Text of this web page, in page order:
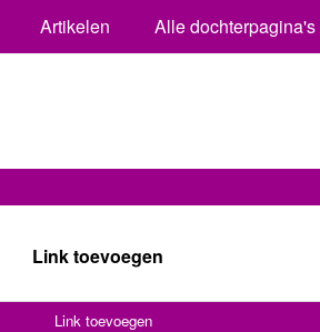
Artikelen Alle dochterpagina's
Link toevoegen
Link toevoegen